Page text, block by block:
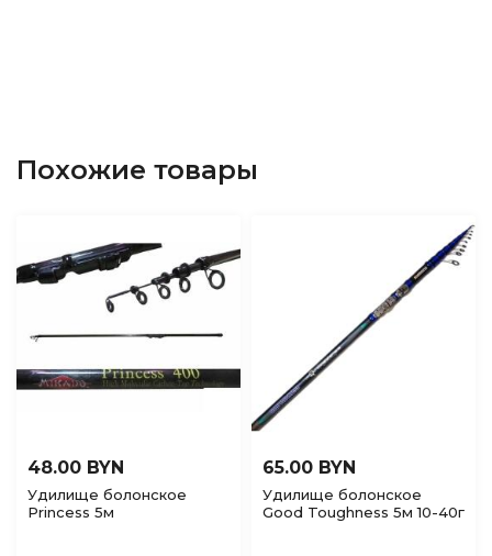
Похожие товары
48.00 BYN
Удилище болонское
Princess 5м
65.00 BYN
Удилище болонское
Good Toughness 5м 10-40г